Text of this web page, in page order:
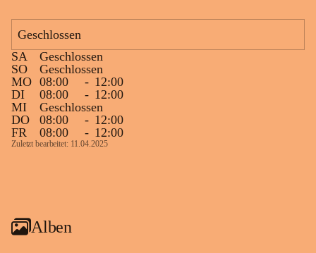
Geschlossen
SA
Geschlossen
SO
Geschlossen
MO 08:00 - 12:00
DI
08:00 - 12:00
MI
Geschlossen
DO
08:00 - 12:00
FR
08:00 - 12:00
Zuletzt bearbeitet: 11.04.2025
Alben